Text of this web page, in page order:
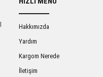
Hakkımızda
Yardım
Kargom Nerede
İletişim